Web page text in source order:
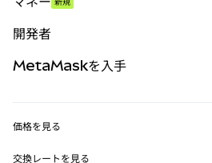
パーペチュアル
RWA
開発者
MetaMaskを入手
価格を見る
交換レートを見る